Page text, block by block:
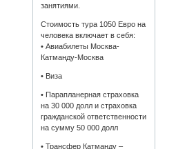
занятиями.
Стоимость тура 1050 Евро на
человека включает в себя:
• Авиабилеты Москва-
Катманду-Москва
• Виза
• Парапланерная страховка
на 30 000 долл и страховка
гражданской ответственности
на сумму 50 000 долл
• Трансфер Катманду –